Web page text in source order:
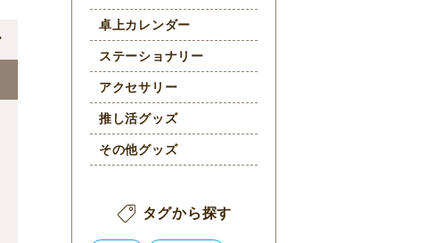
卓上カレンダー
ステーショナリー
アクセサリー
推し活グッズ
その他グッズ
タグから探す